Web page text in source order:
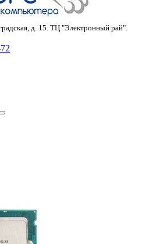
д. 15. ТЦ "Электронный рай".